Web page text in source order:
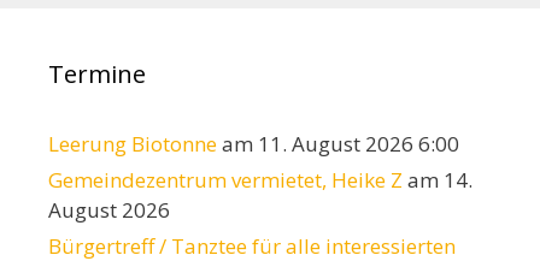
Termine
Leerung Biotonneam 11. August 2026 6:00
Gemeindezentrum vermietet, Heike Z am 14.
August 2026
Bürgertreff / Tanztee für alle interessierten